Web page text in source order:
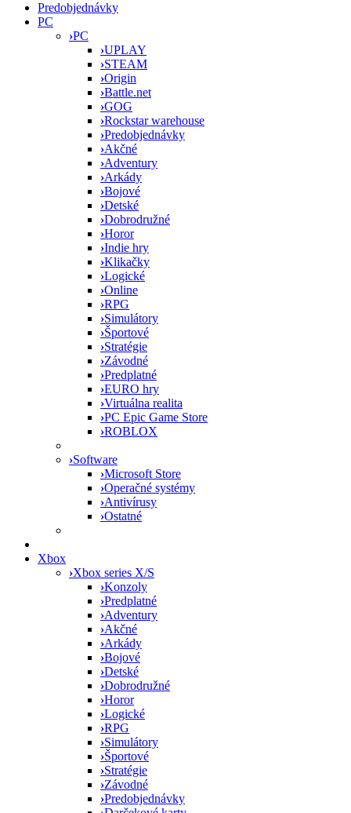
Predobjednávky
PC
›PC
›UPLAY
›STEAM
›Origin
›Battle.net
›GOG
›Rockstar warehouse
›Predobjednávky
›Akčné
›Adventury
›Arkády
›Bojové
›Detské
›Dobrodružné
›Horor
›Indie hry
›Klikačky
›Logické
›Online
›RPG
›Simulátory
›Športové
›Stratégie
›Závodné
›Predplatné
›EURO hry
›Virtuálna realita
›PC Epic Game Store
›ROBLOX
›Software
›Microsoft Store
›Operačné systémy
›Antivírusy
›Ostatné
Xbox
›Xbox series X/S
›Konzoly
›Predplatné
›Adventury
›Akčné
›Arkády
›Bojové
›Detské
›Dobrodružné
›Horor
›Logické
›RPG
›Simulátory
›Športové
›Stratégie
›Závodné
›Predobjednávky